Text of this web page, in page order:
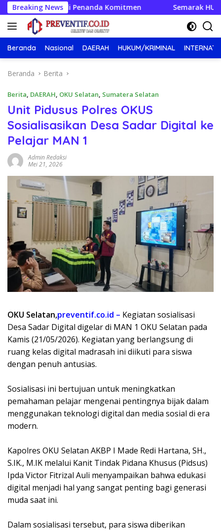
Langsung
ke
konten
Breaking News
Jadi Penanda Komitmen Semarak HUT RI ke-81,
Beranda Nasional DAERAH HUKUM/KRIMINAL
Beranda Berita
Berita, DAERAH, OKU Selatan, Sumatera Selatan
Unit Pidusus Polres OKUS
Sosialisasikan Desa Sadar Digital ke
Pelajar MAN 1
Admin Redaksi
Mei 21, 2026
OKU Selatan,preventif.co.id – Kegiatan sosialisasi
Desa Sadar Digital digelar di MAN 1 OKU Selatan pada
Kamis (21/05/2026). Kegiatan yang berlangsung di
ruang kelas digital madrasah ini diikuti para siswa
dengan penuh antusias.
Sosialisasi ini bertujuan untuk meningkatkan
pemahaman pelajar mengenai pentingnya bijak dalam
menggunakan teknologi digital dan media sosial di era
modern.
Kapolres OKU Selatan AKBP I Made Redi Hartana, SH.,
S.IK., M.IK melalui Kanit Tindak Pidana Khusus (Pidsus)
Ipda Victor Fitrizal Auli menyampaikan bahwa edukasi
digital menjadi hal yang sangat penting bagi generasi
muda saat ini.
Dalam sosialisasi tersebut, para siswa diberikan